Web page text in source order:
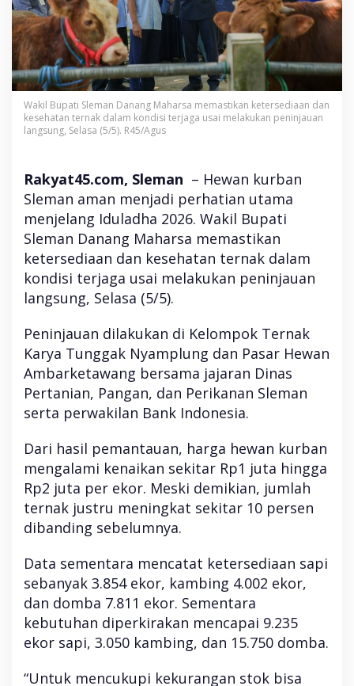
T
e
r
p
a
n
t
a
u
Wakil Bupati Sleman Danang Maharsa memastikan ketersediaan dan
kesehatan ternak dalam kondisi terjaga usai melakukan peninjauan
langsung, Selasa (5/5). R45/Agus
Rakyat45.com, Sleman – Hewan kurban
Sleman aman menjadi perhatian utama
menjelang Iduladha 2026. Wakil Bupati
Sleman Danang Maharsa memastikan
ketersediaan dan kesehatan ternak dalam
kondisi terjaga usai melakukan peninjauan
langsung, Selasa (5/5).
Peninjauan dilakukan di Kelompok Ternak
Karya Tunggak Nyamplung dan Pasar Hewan
Ambarketawang bersama jajaran Dinas
Pertanian, Pangan, dan Perikanan Sleman
serta perwakilan Bank Indonesia.
Dari hasil pemantauan, harga hewan kurban
mengalami kenaikan sekitar Rp1 juta hingga
Rp2 juta per ekor. Meski demikian, jumlah
ternak justru meningkat sekitar 10 persen
dibanding sebelumnya.
Data sementara mencatat ketersediaan sapi
sebanyak 3.854 ekor, kambing 4.002 ekor,
dan domba 7.811 ekor. Sementara
kebutuhan diperkirakan mencapai 9.235
ekor sapi, 3.050 kambing, dan 15.750 domba.
“Untuk mencukupi kekurangan stok bisa